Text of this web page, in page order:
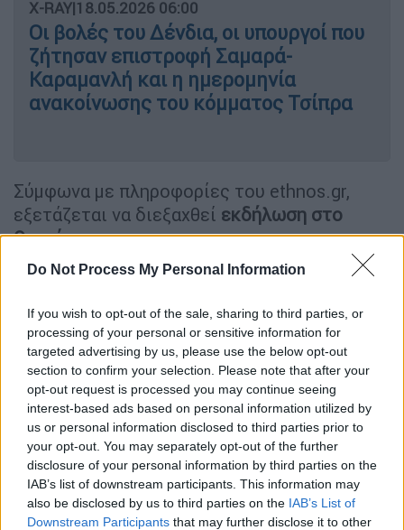
Do Not Process My Personal Information
If you wish to opt-out of the sale, sharing to third parties, or
processing of your personal or sensitive information for
targeted advertising by us, please use the below opt-out
section to confirm your selection. Please note that after your
opt-out request is processed you may continue seeing
interest-based ads based on personal information utilized by
us or personal information disclosed to third parties prior to
your opt-out. You may separately opt-out of the further
disclosure of your personal information by third parties on the
IAB’s list of downstream participants. This information may
also be disclosed by us to third parties on the IAB’s List of
Downstream Participants that may further disclose it to other
X-RAY|18.05.2026 06:00
Οι βολές του Δένδια, οι υπουργοί που
ζήτησαν επιστροφή Σαμαρά-
Καραμανλή και η ημερομηνία
ανακοίνωσης του κόμματος Τσίπρα
Σύμφωνα με πληροφορίες του ethnos.gr,
εξετάζεται να διεξαχθεί εκδήλωση στο
Θησείο.
Το ethnos.gr, στη σημερινή του
το πρωί πως ο Αλέξης Τσίπρας θα
ανακοινώσει την ίδρυση κόμματος στις 26 ή
τις 27 Μαΐου στο Θησείο. Εξ ου και τα
σύντομα βίντεο που δημοσίευσε στα μέσα
κοινωνικής δικτύωσης με αναφορές στην
πρόσφατη ατάκα του πως «τον Μάρτιο ήταν
νωρίς, τον Σεπτέμβριο θα είναι αργά».
Η ανάρτηση